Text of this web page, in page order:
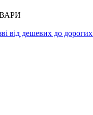
від дешевих до дорогих